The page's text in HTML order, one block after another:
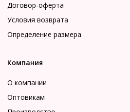
Договор-оферта
Условия возврата
Определение размера
Компания
О компании
Оптовикам